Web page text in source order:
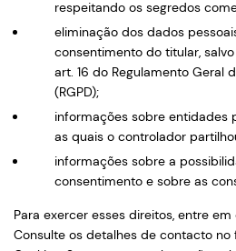
respeitando os segredos
eliminação dos dados
consentimento do titular,
art. 16 do Regulamento Geral
(RGPD);
informações sobre entidades
as quais o controlador
informações sobre a
consentimento e sobre as
Para exercer esses direitos, entre
Consulte os detalhes de contacto no